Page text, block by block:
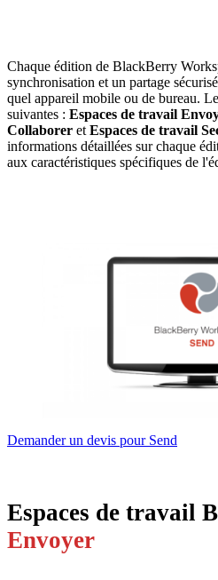
Chaque édition de BlackBerry
synchronisation et un partage
quel appareil mobile ou de bureau.
suivantes : Espaces de travail
Collaborer et Espaces de travail
informations détaillées sur chaque
aux caractéristiques spécifiques de
Demander un devis pour Send
Espaces de travail
Envoyer